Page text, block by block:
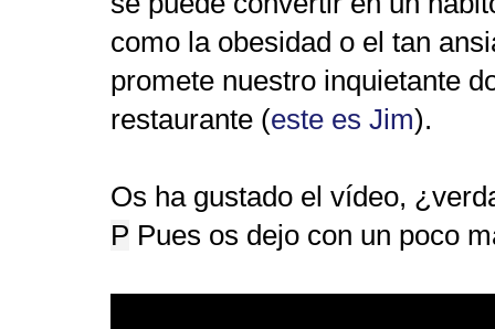
como la obesidad o el tan
promete nuestro inquietante
restaurante (este es Jim).
Os ha gustado el vídeo,
P Pues os dejo con un poco